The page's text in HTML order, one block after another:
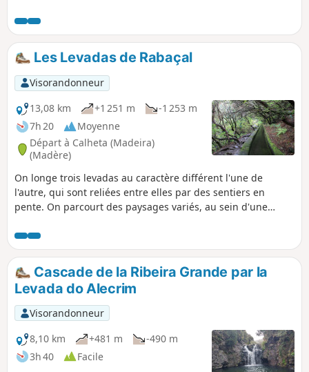
Baignade possible aux deux cascades mais l'eau est très
froide !
Les Levadas de Rabaçal
Visorandonneur
13,08 km
+1 251 m
-1 253 m
7h 20
Moyenne
Départ à Calheta (Madeira)
(Madère)
On longe trois levadas au caractère différent l'une de
l'autre, qui sont reliées entre elles par des sentiers en
pente. On parcourt des paysages variés, au sein d'une
vue sur des chutes d'eau. Une randonnée dont le sens et la
durée peuvent être adaptés selon l'inspiration ou les
circonstances. N.B. Le dénivelé affiché est surestimé (et en
conséquence la durée moyenne aussi). Compter plutôt de
l'ordre de 600 mètres de dénivelé.
Cascade de la Ribeira Grande par la
Levada do Alecrim
Visorandonneur
8,10 km
+481 m
-490 m
3h 40
Facile